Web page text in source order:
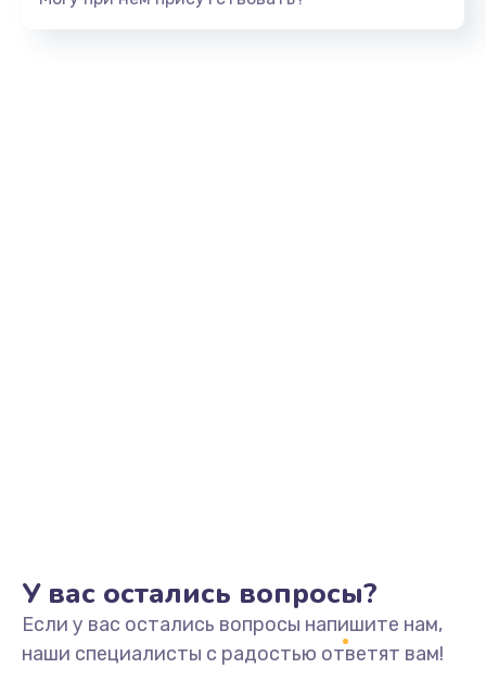
У вас остались вопросы?
Если у вас остались вопросы напишите нам,
наши специалисты с радостью ответят вам!